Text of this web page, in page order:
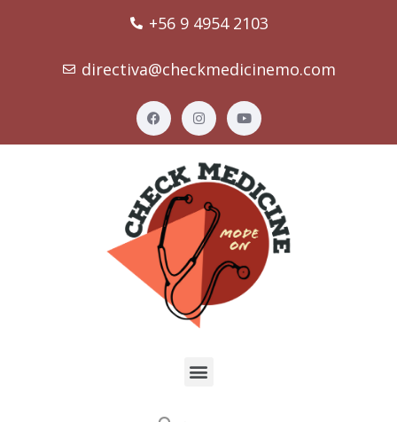
+56 9 4954 2103
directiva@checkmedicinemo.com